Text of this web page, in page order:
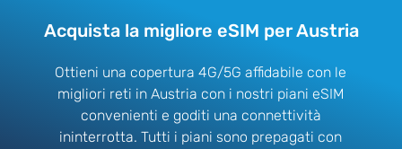
Acquista la migliore eSIM per Austria
Ottieni una copertura 4G/5G affidabile con le
migliori reti in Austria con i nostri piani eSIM
convenienti e goditi una connettività
ininterrotta. Tutti i piani sono prepagati con